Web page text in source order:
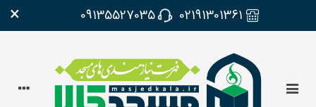
02191301361
09135527035
×